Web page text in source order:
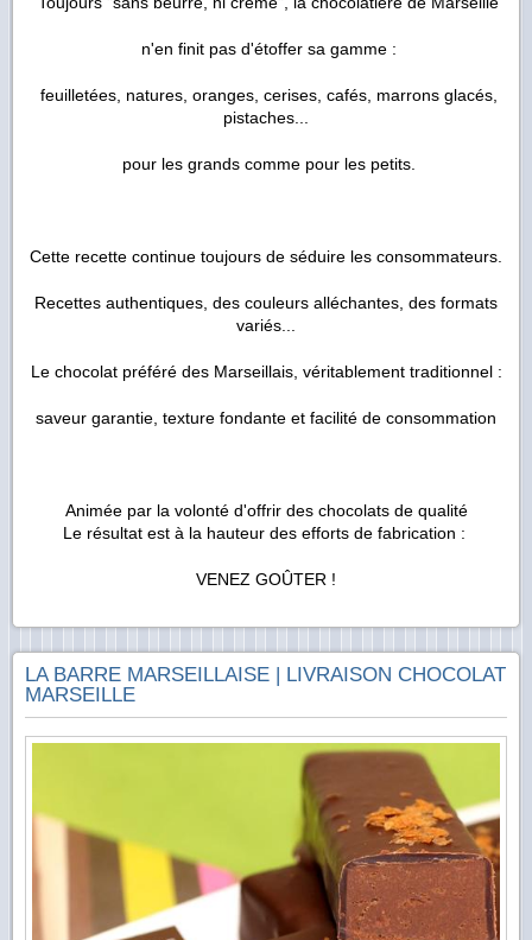
n'en finit pas d'étoffer sa gamme :
feuilletées, natures, oranges, cerises, cafés, marrons glacés,
pistaches...
pour les grands comme pour les petits.
Cette recette continue toujours de séduire les consommateurs.
Recettes authentiques, des couleurs alléchantes, des formats
variés...
Le chocolat préféré des Marseillais, véritablement traditionnel :
saveur garantie, texture fondante et facilité de consommation
Animée par la volonté d'offrir des chocolats de qualité
Le résultat est à la hauteur des efforts de fabrication :
VENEZ GOÛTER !
LA BARRE MARSEILLAISE | LIVRAISON CHOCOLAT
MARSEILLE